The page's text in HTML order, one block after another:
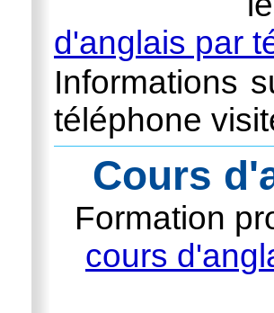
d'anglais par
Informations
téléphone
Cours
Formation
cours